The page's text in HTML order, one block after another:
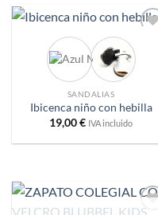
deseos
SANDALIAS
Ibicenca niño con hebilla
19,00€ IVA incluido